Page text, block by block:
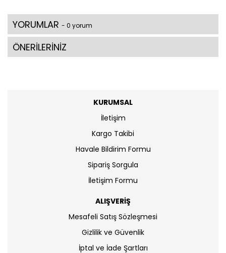
YORUMLAR - 0 yorum
ÖNERİLERİNİZ
KURUMSAL
İletişim
Kargo Takibi
Havale Bildirim Formu
Sipariş Sorgula
İletişim Formu
ALIŞVERİŞ
Mesafeli Satış Sözleşmesi
Gizlilik ve Güvenlik
İptal ve İade Şartları